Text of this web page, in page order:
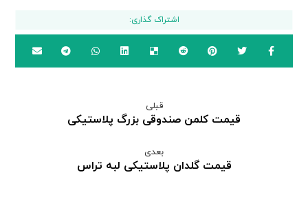
قبلی
قیمت کلمن صندوقی بزرگ پلاستیکی
بعدی
قیمت گلدان پلاستیکی لبه تراس